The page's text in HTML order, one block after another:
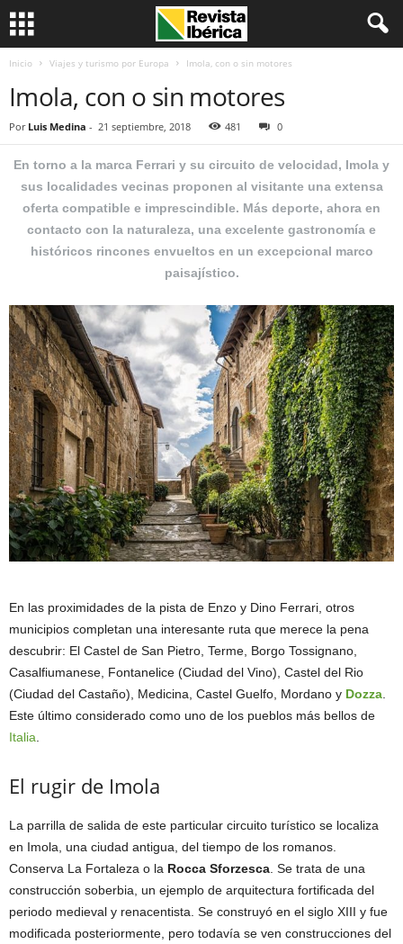
Inicio Viajes y turismo por Europa Imola, con o sin motores
Imola, con o sin motores
Por Luis Medina - 21 septiembre, 2018 481 0
En torno a la marca Ferrari y su circuito de velocidad, Imola y
sus localidades vecinas proponen al visitante una extensa
oferta compatible e imprescindible. Más deporte, ahora en
contacto con la naturaleza, una excelente gastronomía e
históricos rincones envueltos en un excepcional marco
paisajístico.
En las proximidades de la pista de Enzo y Dino Ferrari, otros
municipios completan una interesante ruta que merece la pena
descubrir: El Castel de San Pietro, Terme, Borgo Tossignano,
Casalfiumanese, Fontanelice (Ciudad del Vino), Castel del Rio
(Ciudad del Castaño), Medicina, Castel Guelfo, Mordano y Dozza
Este último considerado como uno de los pueblos más bellos de
Italia
El rugir de Imola
La parrilla de salida de este particular circuito turístico se localiza
en Imola, una ciudad antigua, del tiempo de los romanos.
Conserva La Fortaleza o la Rocca Sforzesca . Se trata de una
construcción soberbia, un ejemplo de arquitectura fortificada del
periodo medieval y renacentista. Se construyó en el siglo XIII y fue
modificada posteriormente, pero todavía se ven construcciones del